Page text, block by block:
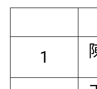
1